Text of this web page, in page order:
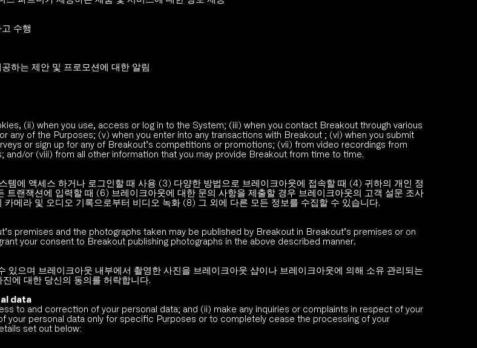
수행
하는 제안 및 프로모션에 대한 알림
(ii) when you use, access or log in to the System; (iii) when you contact Breakout through various
any of the Purposes; (v) when you enter into any transactions with Breakout ; (vi) when you submit
or sign up for any of Breakout’s competitions or promotions; (vii) from video recordings from
or (viii) from all other information that you may provide Breakout from time to time.
에 액세스 하거나 로그인할 때 사용 (3) 다양한 방법으로 브레이크아웃에 접속할 때 (4) 귀하의 개인 정
랜잭션에 입력할 때 (6) 브레이크아웃에 대한 문의 사항을 제출할 경우 브레이크아웃의 고객 설문 조사
메라 및 오디오 기록으로부터 비디오 녹화 (8) 그 외에 다른 모든 정보를 수집할 수 있습니다.
premises and the photographs taken may be published by Breakout in Breakout’s premises or on
your consent to Breakout publishing photographs in the above described manner.
있으며 브레이크아웃 내부에서 촬영한 사진을 브레이크아웃 샵이나 브레이크아웃에 의해 소유 관리되는
에 대한 당신의 동의를 허락합니다.
data
to and correction of your personal data; and (ii) make any inquiries or complaints in respect of your
your personal data only for specific Purposes or to completely cease the processing of your
set out below: